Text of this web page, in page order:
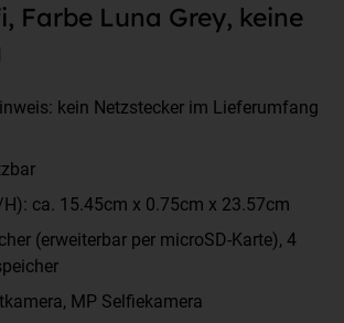
Farbe Luna Grey, keine
kein Netzstecker im Lieferumfang
ca. 15.45cm x 0.75cm x 23.57cm
(erweiterbar per microSD-Karte), 4
MP Selfiekamera